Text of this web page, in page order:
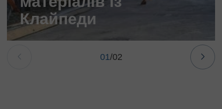
01/02
Клайпеди